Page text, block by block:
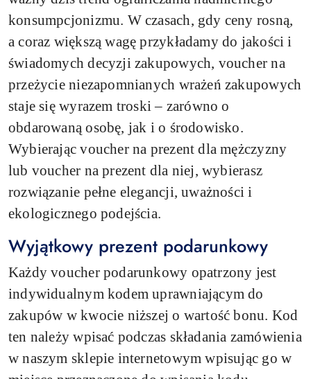
konsumpcjonizmu. W czasach, gdy ceny rosną,
a coraz większą wagę przykładamy do jakości i
świadomych decyzji zakupowych, voucher na
przeżycie niezapomnianych wrażeń zakupowych
staje się wyrazem troski – zarówno o
obdarowaną osobę, jak i o środowisko.
Wybierając voucher na prezent dla mężczyzny
lub voucher na prezent dla niej, wybierasz
rozwiązanie pełne elegancji, uważności i
ekologicznego podejścia.
Wyjątkowy prezent podarunkowy
Każdy voucher podarunkowy opatrzony jest
indywidualnym kodem uprawniającym do
zakupów w kwocie niższej o wartość bonu. Kod
ten należy wpisać podczas składania zamówienia
w naszym sklepie internetowym wpisując go w